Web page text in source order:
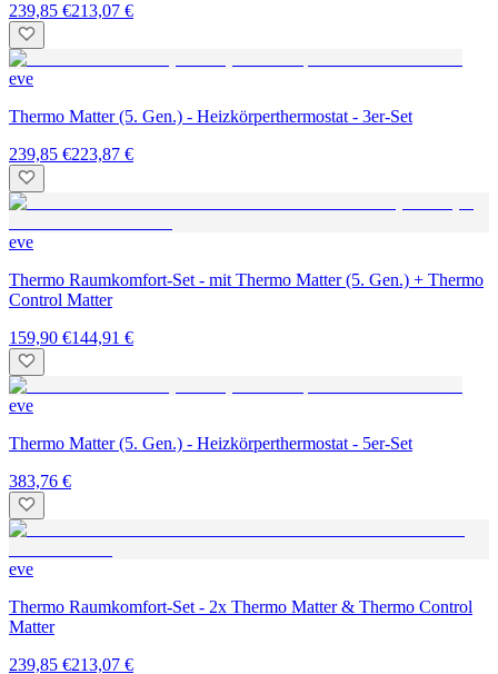
239,85 €213,07 €
eve
Thermo Matter (5. Gen.) - Heizkörperthermostat - 3er-Set
239,85 €223,87 €
eve
Thermo Raumkomfort-Set - mit Thermo Matter (5. Gen.) + Thermo
Control Matter
159,90 €144,91 €
eve
Thermo Matter (5. Gen.) - Heizkörperthermostat - 5er-Set
383,76 €
eve
Thermo Raumkomfort-Set - 2x Thermo Matter & Thermo Control
Matter
239,85 €213,07 €